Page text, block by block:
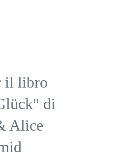
il libro
di
Alice